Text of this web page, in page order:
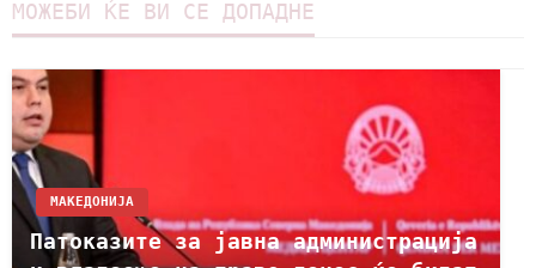
МОЖЕБИ ЌЕ ВИ СЕ ДОПАДНЕ
МАКЕДОНИЈА
Патоказите за јавна администрација